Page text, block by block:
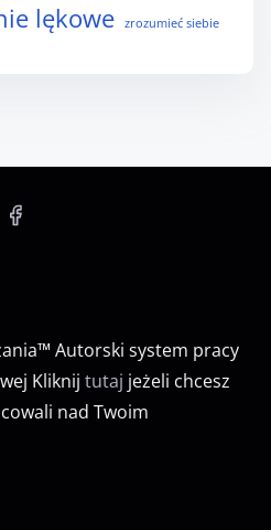
lękowe zrozumieć siebie
Autorski system pracy
Kliknij tutaj jeżeli chcesz
nad Twoim